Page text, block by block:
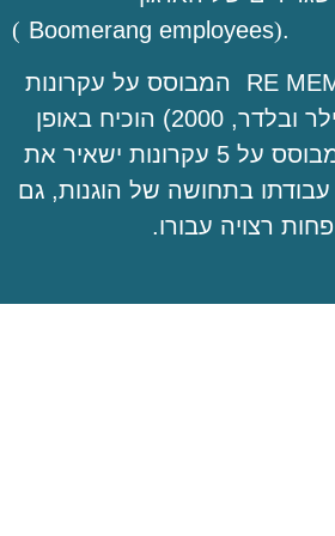
( Boomerang employees).
RE
המבוסס על עקרונות
הצדק התהליכי (טיילר ובלדר, 2000) הוכיח באופן
אמפירי שתהליך המבוסס על 5 עקרונות ישאיר את
בתחושה של הוגנות, גם
רצויה עבורו.